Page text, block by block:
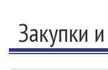
Закупки